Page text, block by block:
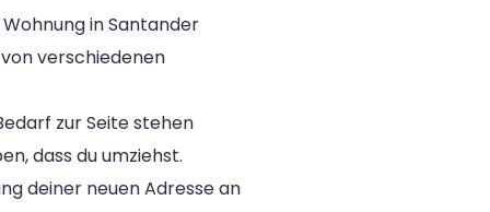
in Santander
verschiedenen
zur Seite stehen
dass du umziehst.
deiner neuen Adresse an